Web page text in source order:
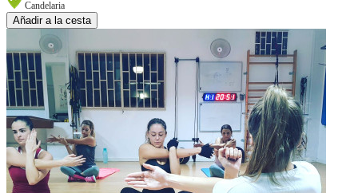
Candelaria
Añadir a la cesta